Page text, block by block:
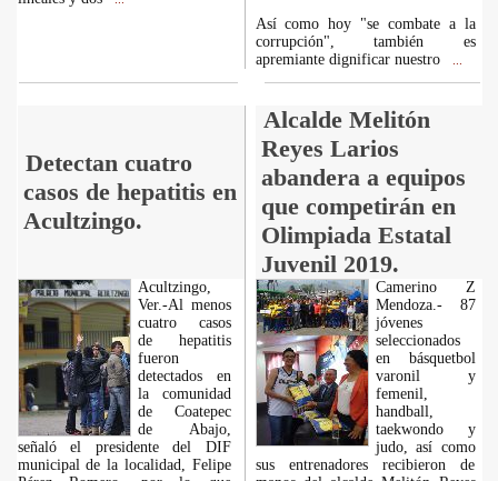
Así como hoy "se combate a la
corrupción", también es
apremiante dignificar nuestro
Detectan cuatro
casos de hepatitis en
Acultzingo.
Alcalde Melitón
Reyes Larios
abandera a equipos
que competirán en
Olimpiada Estatal
Juvenil 2019.
Acultzingo,
Ver.-Al menos
cuatro casos
de hepatitis
fueron
detectados en
la comunidad
de Coatepec
de Abajo,
señaló el presidente del DIF
municipal de la localidad, Felipe
Camerino Z
Mendoza.- 87
jóvenes
seleccionados
en básquetbol
varonil y
femenil,
handball,
taekwondo y
judo, así como
sus entrenadores recibieron de